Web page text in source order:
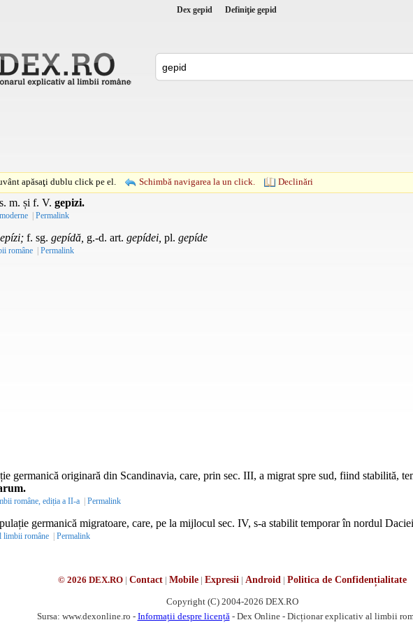
Dex gepid Definiţie gepid
apăsaţi dublu click pe el. Schimbă navigarea la un click. Declinări
s. m. și f. V. gepizi.
| Permalink
f. sg. gepídă, g.-d. art. gepídei, pl. gepíde
române | Permalink
germanică originară din Scandinavia, care, prin sec. III, a migrat spre sud, fiind stabilită,
române, ediția a II-a | Permalink
germanică migratoare, care, pe la mijlocul sec. IV, s-a stabilit temporar în nordul
limbii române | Permalink
© 2026 DEX.RO| Contact| Mobile| Expresii | Android | Politica de Confidențialitate
Copyright (C) 2004-2026 DEX.RO
Sursa: www.dexonline.ro - Informații despre licență - Dex Online - Dicționar explicativ al limbii